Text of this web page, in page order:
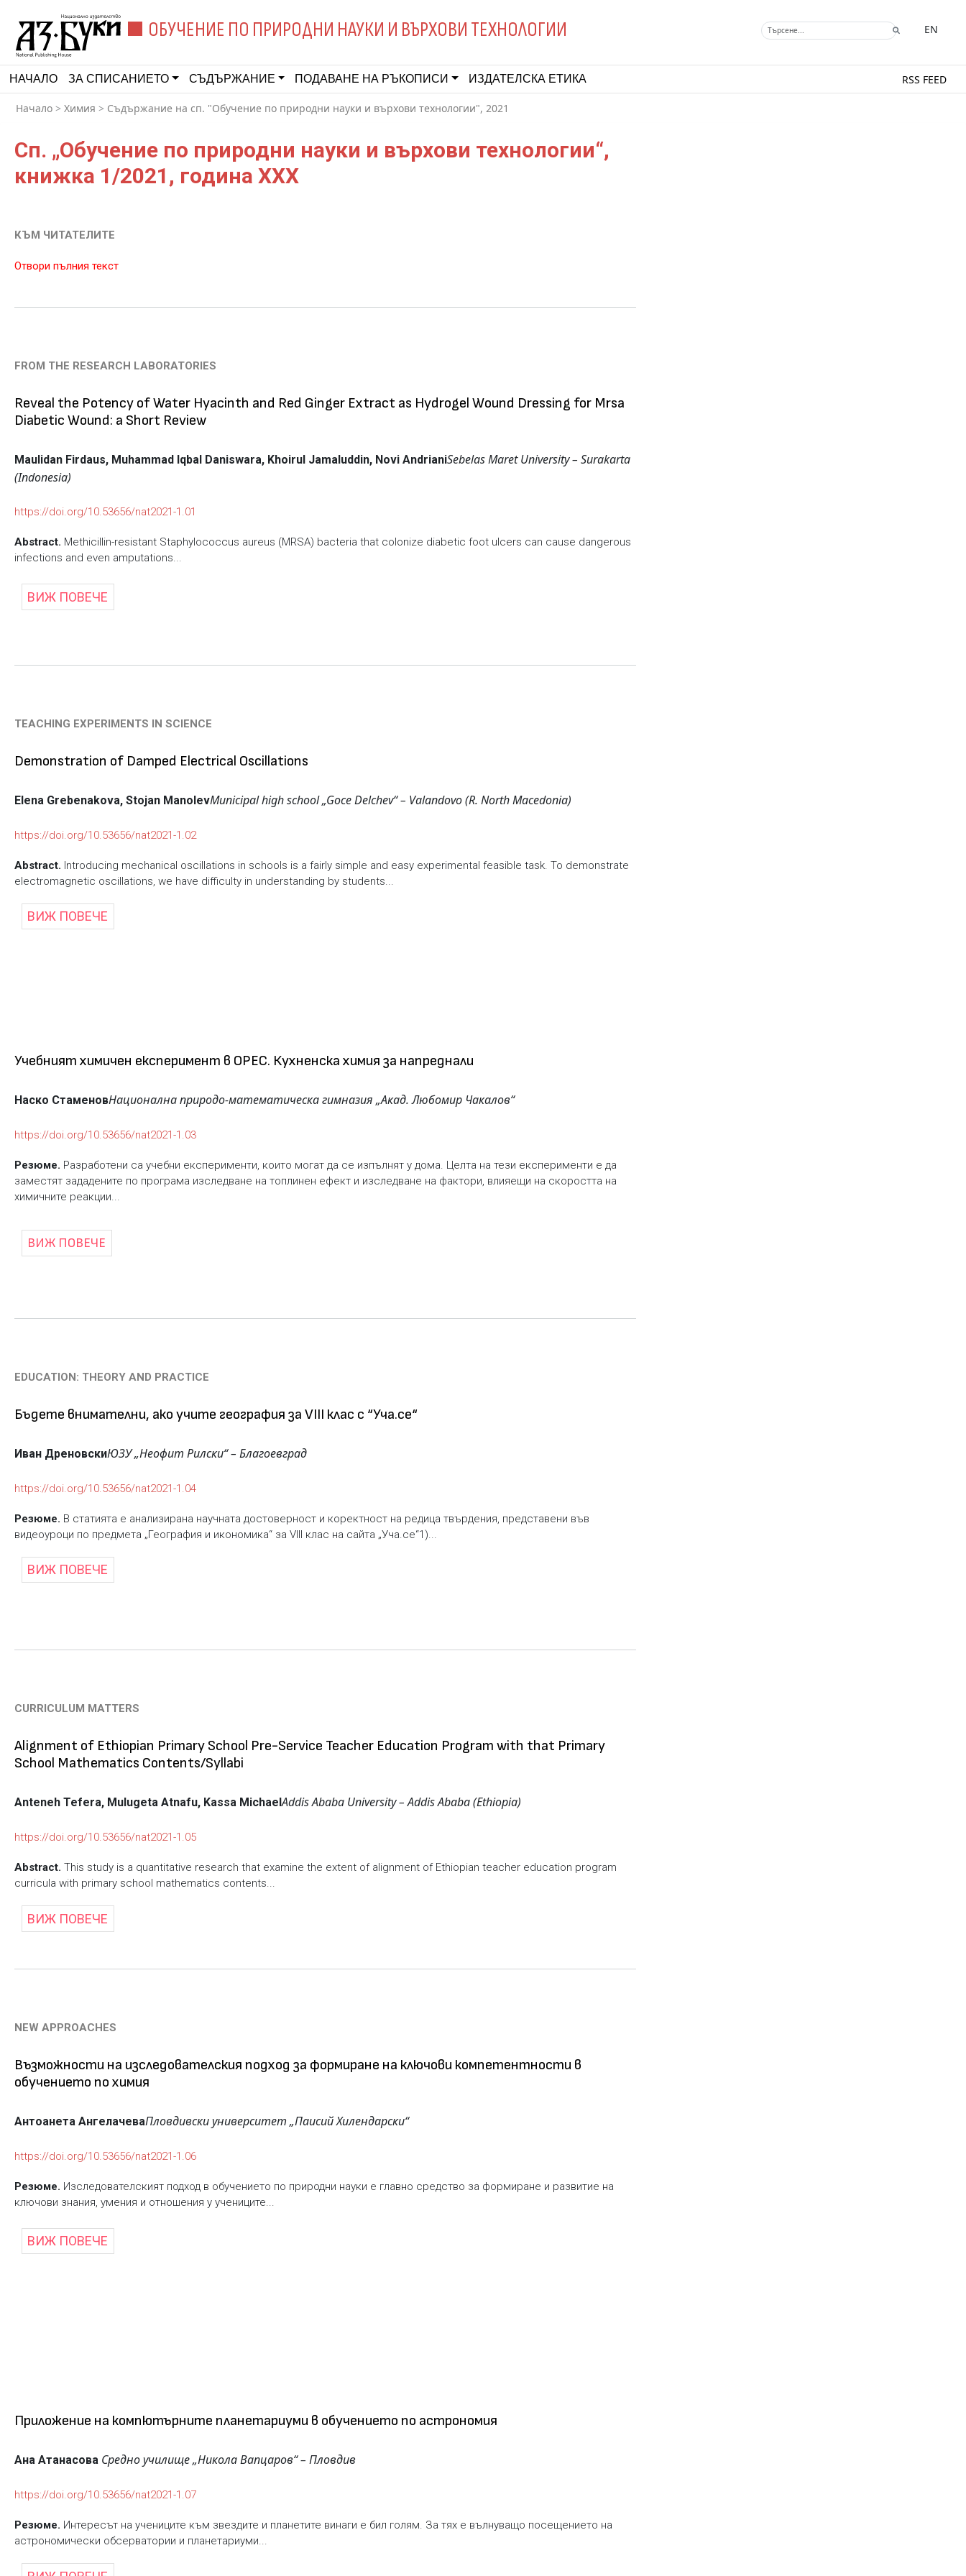
ОБУЧЕНИЕ ПО ПРИРОДНИ НАУКИ И ВЪРХОВИ ТЕХНОЛОГИИ EN
НАЧАЛО ЗА СПИСАНИЕТО СЪДЪРЖАНИЕ ПОДАВАНЕ НА РЪКОПИСИ ИЗДАТЕЛСКА ЕТИКА RSS FEED
Начало > Химия > Съдържание на сп. "Обучение по природни науки и върхови технологии", 2021
Сп. „Обучение по природни науки и върхови технологии“,
книжка 1/2021, година XXX
КЪМ ЧИТАТЕЛИТЕ
Отвори пълния текст
FROM THE RESEARCH LABORATORIES
Reveal the Potency of Water Hyacinth and Red Ginger Extract as Hydrogel Wound Dressing for Mrsa
Diabetic Wound: a Short Review
Maulidan Firdaus, Muhammad Iqbal Daniswara, Khoirul Jamaluddin, Novi AndrianiSebelas Maret University – Surakarta
(Indonesia)
https://doi.org/10.53656/nat2021-1.01
Abstract. Methicillin-resistant Staphylococcus aureus (MRSA) bacteria that colonize diabetic foot ulcers can cause dangerous
infections and even amputations...
ВИЖ ПОВЕЧЕ
TEACHING EXPERIMENTS IN SCIENCE
Demonstration of Damped Electrical Oscillations
Elena Grebenakova, Stojan ManolevMunicipal high school „Goce Delchev“ – Valandovo (R. North Macedonia)
https://doi.org/10.53656/nat2021-1.02
Abstract. Introducing mechanical oscillations in schools is a fairly simple and easy experimental feasible task. To demonstrate
electromagnetic oscillations, we have difficulty in understanding by students...
ВИЖ ПОВЕЧЕ
Учебният химичен експеримент в ОРЕС. Кухненска химия за напреднали
Наско СтаменовНационална природо-математическа гимназия „Акад. Любомир Чакалов“
https://doi.org/10.53656/nat2021-1.03
Резюме. Разработени са учебни експерименти, които могат да се изпълнят у дома. Целта на тези експерименти е да
заместят зададените по програма изследване на топлинен ефект и изследване на фактори, влияещи на скоростта на
химичните реакции...
ВИЖ ПОВЕЧЕ
EDUCATION: THEORY AND PRACTICE
Бъдете внимателни, ако учите география за VIII клас с “Уча.се“
Иван ДреновскиЮЗУ „Неофит Рилски“ – Благоевград
https://doi.org/10.53656/nat2021-1.04
Резюме. В статията е анализирана научната достоверност и коректност на редица твърдения, представени във
видеоуроци по предмета „География и икономика“ за VIII клас на сайта „Уча.се“1)...
ВИЖ ПОВЕЧЕ
CURRICULUM MATTERS
Alignment of Ethiopian Primary School Pre-Service Teacher Education Program with that Primary
School Mathematics Contents/Syllabi
Anteneh Tefera, Mulugeta Atnafu, Kassa MichaelAddis Ababa University – Addis Ababa (Ethiopia)
https://doi.org/10.53656/nat2021-1.05
Abstract. This study is a quantitative research that examine the extent of alignment of Ethiopian teacher education program
curricula with primary school mathematics contents...
ВИЖ ПОВЕЧЕ
NEW APPROACHES
Възможности на изследователския подход за формиране на ключови компетентности в
обучението по химия
Антоанета АнгелачеваПловдивски университет „Паисий Хилендарски“
https://doi.org/10.53656/nat2021-1.06
Резюме. Изследователският подход в обучението по природни науки е главно средство за формиране и развитие на
ключови знания, умения и отношения у учениците...
ВИЖ ПОВЕЧЕ
Приложение на компютърните планетариуми в обучението по астрономия
Ана Атанасова Средно училище „Никола Вапцаров“ – Пловдив
https://doi.org/10.53656/nat2021-1.07
Резюме. Интересът на учениците към звездите и планетите винаги е бил голям. За тях е вълнуващо посещението на
астрономически обсерватории и планетариуми...